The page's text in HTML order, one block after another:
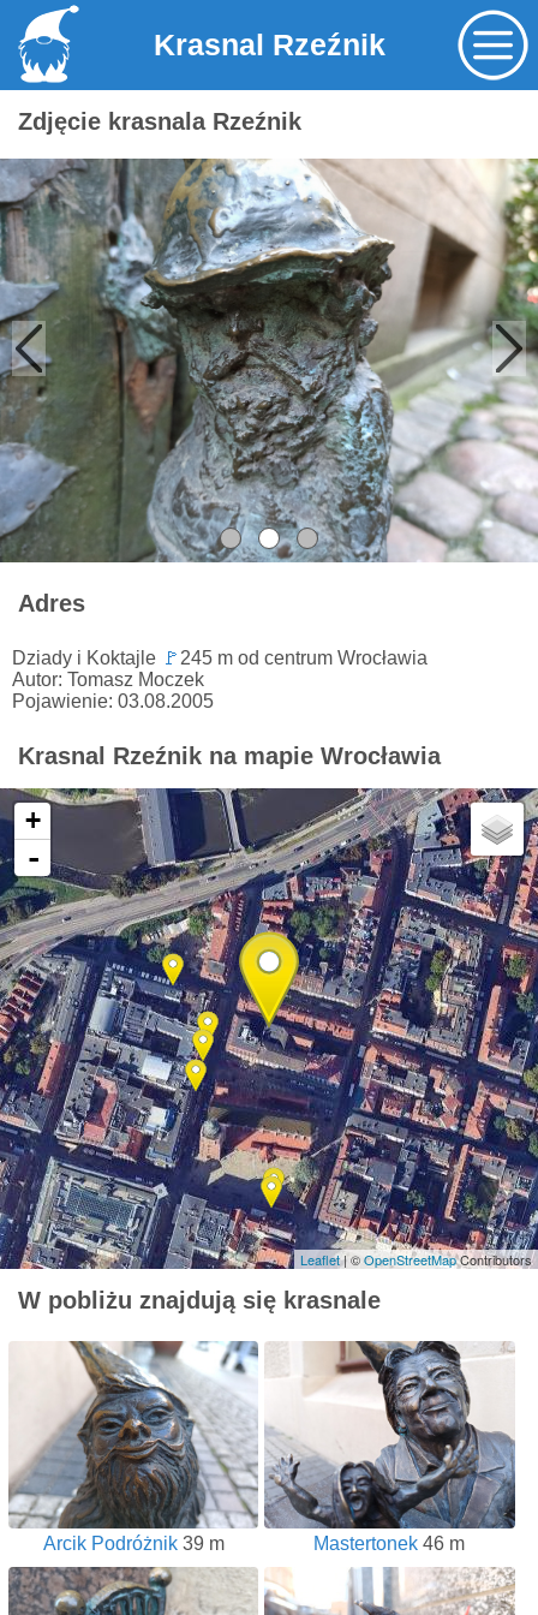
Krasnal Rzeźnik
Zdjęcie krasnala Rzeźnik
Adres
Dziady i Koktajle 🚩 245 m od centrum Wrocławia
Autor: Tomasz Moczek
Pojawienie: 03.08.2005
Krasnal Rzeźnik na mapie Wrocławia
+
-
Leaflet| ©OpenStreetMapContributors
W pobliżu znajdują się krasnale
Arcik Podróżnik39 m Mastertonek 46 m